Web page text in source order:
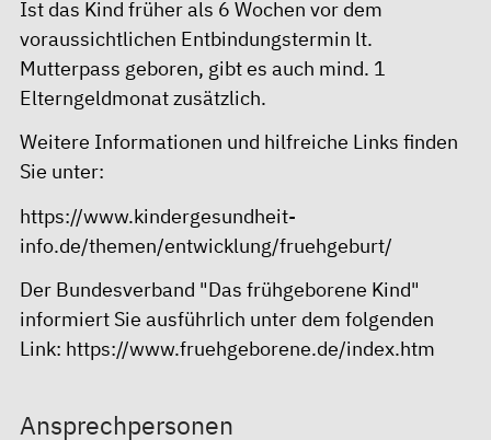
Ist das Kind früher als 6 Wochen vor dem
voraussichtlichen Entbindungstermin lt.
Mutterpass geboren, gibt es auch mind. 1
Elterngeldmonat zusätzlich.
Weitere Informationen und hilfreiche Links finden
Sie unter:
https://www.kindergesundheit-
info.de/themen/entwicklung/fruehgeburt/
Der Bundesverband "Das frühgeborene Kind"
informiert Sie ausführlich unter dem folgenden
Link: https://www.fruehgeborene.de/index.htm
Ansprechpersonen